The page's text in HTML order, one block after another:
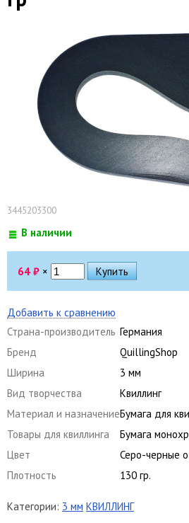
3445203300
В наличии
64 ₽ ×
Добавить к сравнению
Страна-производитель Германия
Бренд
QuillingShop
Ширина
3 мм
Вид творчества
Квиллинг
Материал и назначениеБумага для
Товары для квиллинга
Бумага
Цвет
Серо-черные
Плотность
130 гр.
Категории: 3 мм КВИЛЛИНГ